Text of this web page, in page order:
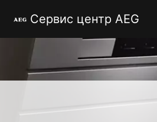
Сервис центр AEG